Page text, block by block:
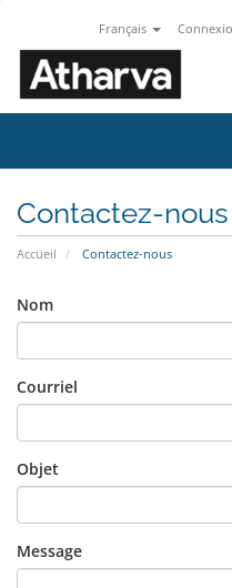
Français
Contactez-nous
Accueil Contactez-nous
Nom
Courriel
Objet
Message